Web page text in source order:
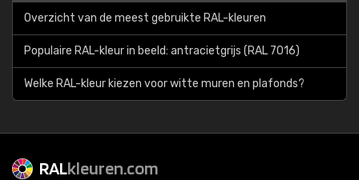
Overzicht van de meest gebruikte RAL-kleuren
Populaire RAL-kleur in beeld: antracietgrijs (RAL 7016)
Welke RAL-kleur kiezen voor witte muren en plafonds?
RALkleuren.com